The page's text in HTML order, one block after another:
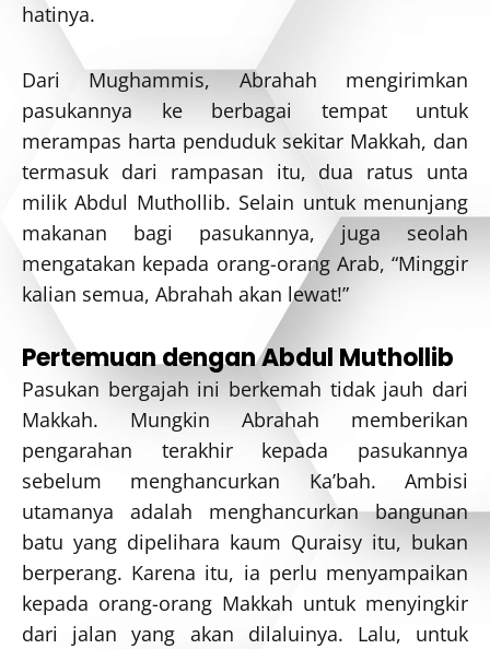
hatinya.
Dari Mughammis, Abrahah mengirimkan
pasukannya ke berbagai tempat untuk
merampas harta penduduk sekitar Makkah, dan
termasuk dari rampasan itu, dua ratus unta
milik Abdul Muthollib. Selain untuk menunjang
makanan bagi pasukannya, juga seolah
mengatakan kepada orang-orang Arab, “Minggir
kalian semua, Abrahah akan lewat!”
Pertemuan dengan Abdul Muthollib
Pasukan bergajah ini berkemah tidak jauh dari
Makkah. Mungkin Abrahah memberikan
pengarahan terakhir kepada pasukannya
sebelum menghancurkan Ka’bah. Ambisi
utamanya adalah menghancurkan bangunan
batu yang dipelihara kaum Quraisy itu, bukan
berperang. Karena itu, ia perlu menyampaikan
kepada orang-orang Makkah untuk menyingkir
dari jalan yang akan dilaluinya. Lalu, untuk